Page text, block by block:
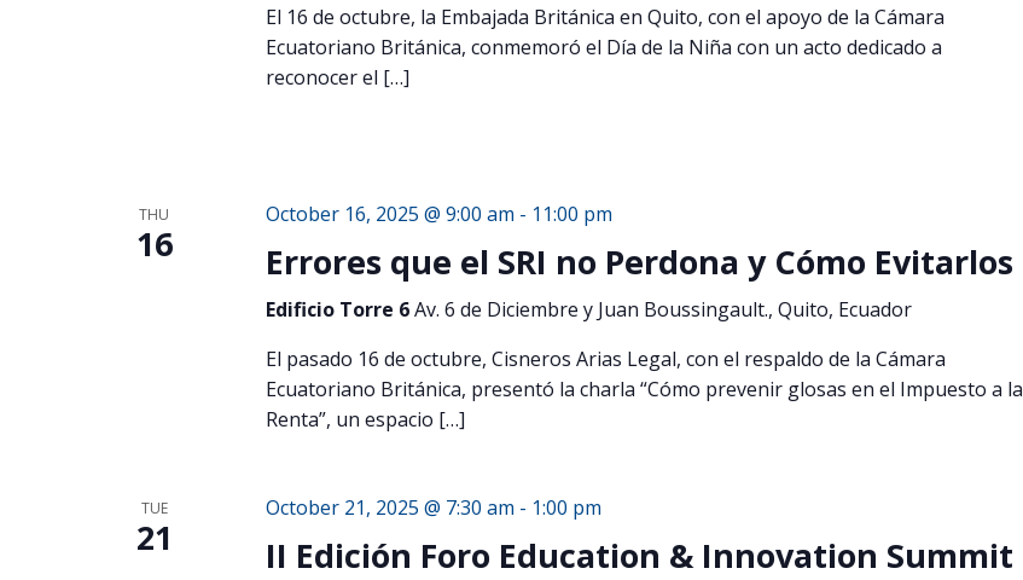
El 16 de octubre, la Embajada Británica en Quito, con el apoyo de la Cámara
Ecuatoriano Británica, conmemoró el Día de la Niña con un acto dedicado a
reconocer el […]
THU
16
October 16, 2025 @ 9:00 am - 11:00 pm
Errores que el SRI no Perdona y Cómo Evitarlos
Edificio Torre 6Av. 6 de Diciembre y Juan Boussingault., Quito, Ecuador
El pasado 16 de octubre, Cisneros Arias Legal, con el respaldo de la Cámara
Ecuatoriano Británica, presentó la charla “Cómo prevenir glosas en el Impuesto a la
Renta”, un espacio […]
TUE
21
October 21, 2025 @ 7:30 am - 1:00 pm
II Edición Foro Education & Innovation Summit